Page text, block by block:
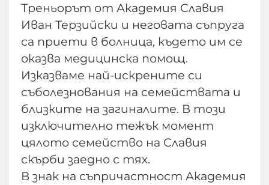
Треньорът от Академия Славия
Иван Терзийски и неговата съпруга
са приети в болница, където им се
оказва медицинска помощ.
Изказваме най-искрените си
съболезнования на семействата и
близките на загиналите. В този
изключително тежък момент
цялото семейство на Славия
скърби заедно с тях.
В знак на съпричастност Академия